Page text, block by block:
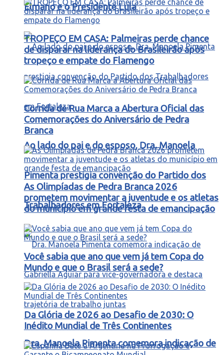
Elmano e o Presidente Lula
Ao lado do pai e do esposo, Dra. Manoela
Pimenta prestigia convenção do Partido dos
Trabalhadores em Fortaleza
Dra. Manoela Pimenta comemora indicação de
TROPEÇO EM CASA: Palmeiras perde chance
de disparar na liderança do Brasileirão após
tropeço e empate do Flamengo
Corrida de Rua Marca a Abertura Oficial das
Comemorações do Aniversário de Pedra
Branca
As Olimpíadas de Pedra Branca 2026
prometem movimentar a juventude e os atletas
do município em grande festa de emancipação
Você sabia que ano que vem já tem Copa do
Mundo e que o Brasil será a sede?
Da Glória de 2026 ao Desafio de 2030: O
Inédito Mundial de Três Continentes